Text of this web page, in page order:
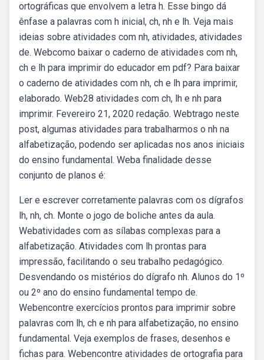
ortográficas que envolvem a letra h. Esse bingo dá
ênfase a palavras com h inicial, ch, nh e lh. Veja mais
ideias sobre atividades com nh, atividades, atividades
de. Webcomo baixar o caderno de atividades com nh,
ch e lh para imprimir do educador em pdf? Para baixar
o caderno de atividades com nh, ch e lh para imprimir,
elaborado. Web28 atividades com ch, lh e nh para
imprimir. Fevereiro 21, 2020 redação. Webtrago neste
post, algumas atividades para trabalharmos o nh na
alfabetização, podendo ser aplicadas nos anos iniciais
do ensino fundamental. Weba finalidade desse
conjunto de planos é:
Ler e escrever corretamente palavras com os dígrafos
lh, nh, ch. Monte o jogo de boliche antes da aula.
Webatividades com as sílabas complexas para a
alfabetização. Atividades com lh prontas para
impressão, facilitando o seu trabalho pedagógico.
Desvendando os mistérios do dígrafo nh. Alunos do 1º
ou 2º ano do ensino fundamental tempo de.
Webencontre exercícios prontos para imprimir sobre
palavras com lh, ch e nh para alfabetização, no ensino
fundamental. Veja exemplos de frases, desenhos e
fichas para. Webencontre atividades de ortografia para